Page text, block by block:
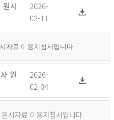
시
2026-
02-11
자료 이용지침서입니다.
원
2026-
02-04
시자료 이용지침서입니다.